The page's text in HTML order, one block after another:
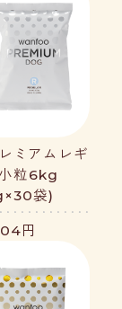
ミアムレギ
粒6kg
袋)
円